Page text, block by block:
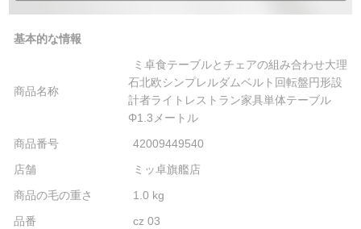
基本的な情報
商品名称
ミ卓食テーブルとチェアの組み合わせ大理
石北欧シンプレルダムベルト回転盤円形設
計者ライトレストラン家具単体テーブル
Φ1.3メートル
商品番号
42009449540
店舗
ミッ卓旗艦店
商品の毛の重さ
1.0 kg
品番
cz 03